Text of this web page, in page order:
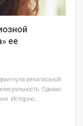
ее
религиозной
Однако
Историю…